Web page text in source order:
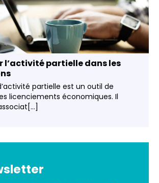
l’activité partielle dans les
partielle est un outil de
licenciements économiques. Il